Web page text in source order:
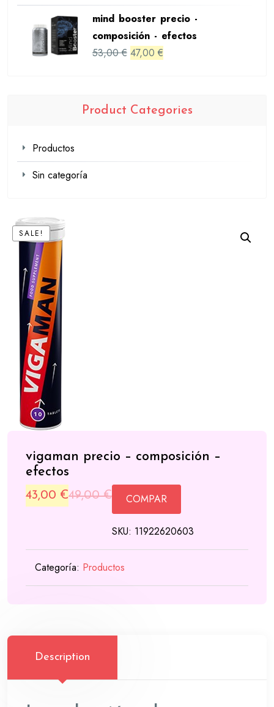
SALE!
vigaman precio – composición –
efectos
49,00€Original
price
49,00 €.
43,00 €
Current
price
43,00 €.
COMPAR
SKU: 11922620603
Categoría: Productos
Description
was:
53,00 €.
is:
47,00 €.
mind booster precio -
composición - efectos
53,00€ Original
53,00 €.
47,00 €Current
47,00 €.
Product Categories
Productos
Sin categoría